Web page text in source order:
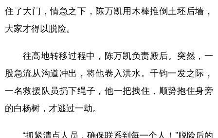
住了大门，情急之下，陈万凯用木棒推倒土坯后墙，
大家才得以脱险。
往高地转移过程中，陈万凯负责殿后。突然，一
股急流从沟道冲出，将他卷入洪水。千钧一发之际，
一名救援队员扔下绳子，他一把拽住，顺势抱住身旁
的白杨树，才逃过一劫。
“抓紧清点人员，确保联系到每一个人！”脱险后的